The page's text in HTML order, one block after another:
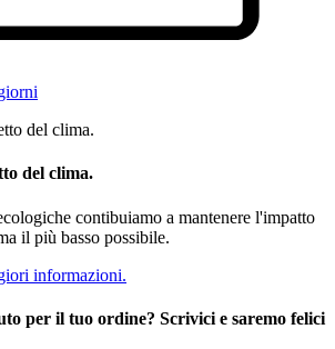
del clima.
contibuiamo a mantenere l'impatto
il più basso possibile.
informazioni.
per il tuo ordine? Scrivici e saremo felici